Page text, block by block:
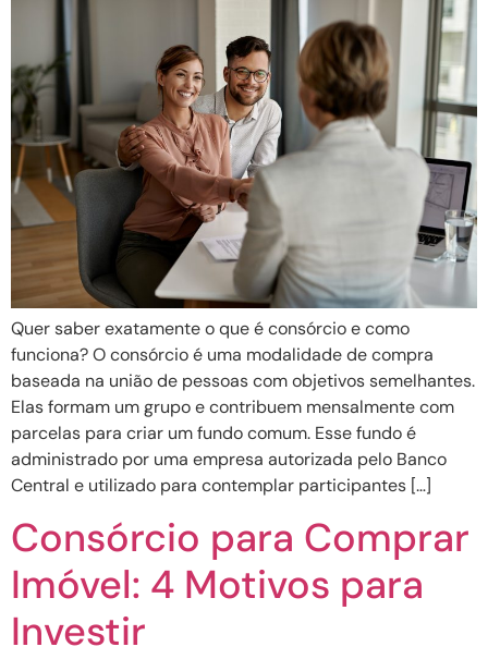
Quer saber exatamente o que é consórcio e como
funciona? O consórcio é uma modalidade de compra
baseada na união de pessoas com objetivos semelhantes.
Elas formam um grupo e contribuem mensalmente com
parcelas para criar um fundo comum. Esse fundo é
administrado por uma empresa autorizada pelo Banco
Central e utilizado para contemplar participantes […]
Consórcio para Comprar
Imóvel: 4 Motivos para
Investir